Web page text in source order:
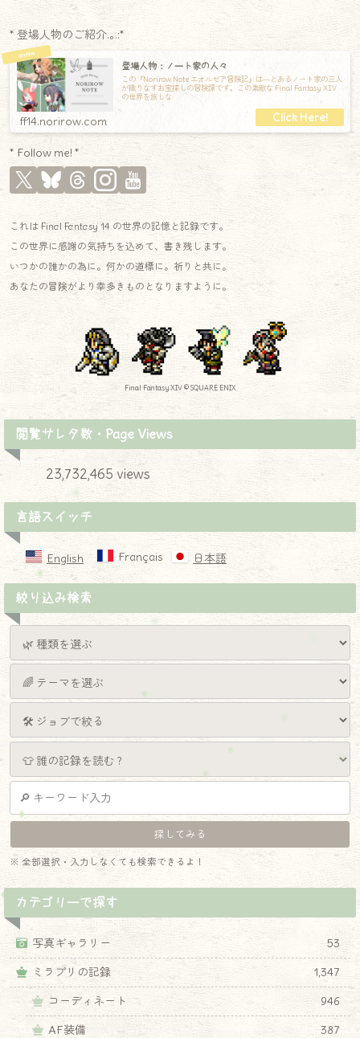
* 登場人物のご紹介.｡.:*
登場人物：ノート家の人々
この『Norirow Note エオルゼア冒険記』は―とあるノート家の三人
が織りなすお宝探しの冒険譚です。この素敵な Final Fantasy XIV
の世界を旅しな
ff14.norirow.com
* Follow me! *
これは Final Fantasy 14 の世界の記憶と記録です。
この世界に感謝の気持ちを込めて、書き残します。
いつかの誰かの為に。何かの道標に。祈りと共に。
あなたの冒険がより幸多きものとなりますように。
Final Fantasy XIV © SQUARE ENIX
閲覧サレタ数・Page Views
23,732,465 views
言語スイッチ
English Français 日本語
絞り込み検索
※ 全部選択・入力しなくても検索できるよ！
カテゴリーで探す
写真ギャラリー
53
ミラプリの記録
1,347
コーディネート
946
AF装備
387